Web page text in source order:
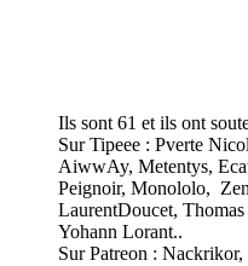
Ils sont 61 et ils ont
Sur Tipeee : Pverte
AiwwAy, Metentys,
Peignoir, Monololo,
LaurentDoucet,
Yohann Lorant..
Sur Patreon :